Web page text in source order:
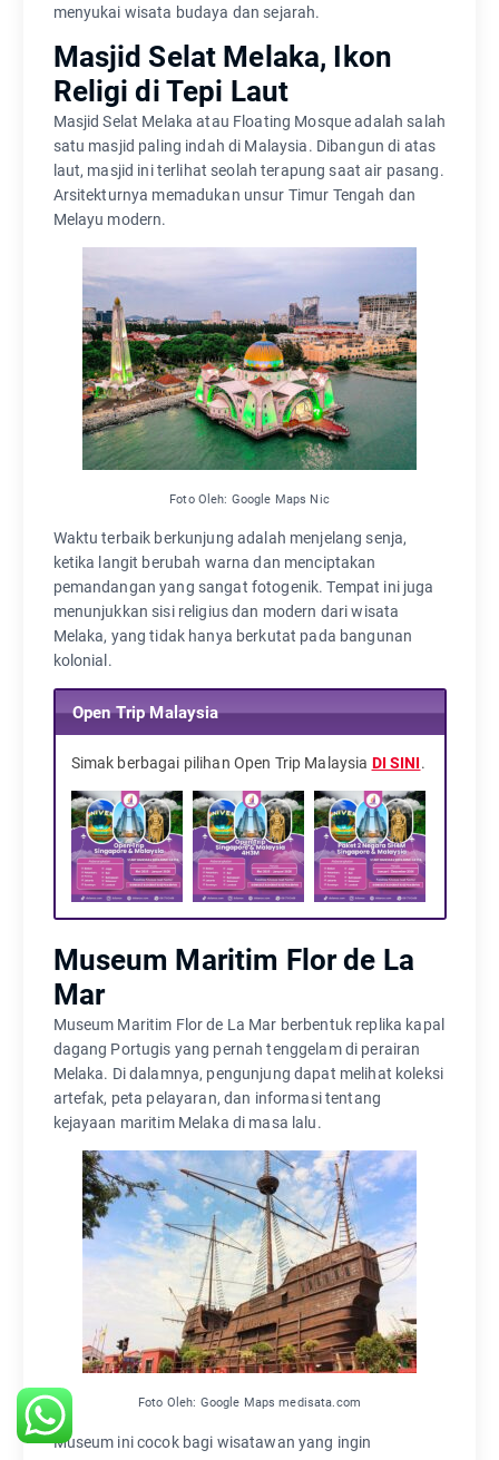
menyukai wisata budaya dan sejarah.
Masjid Selat Melaka, Ikon
Religi di Tepi Laut
Masjid Selat Melaka atau Floating Mosque adalah salah
satu masjid paling indah di Malaysia. Dibangun di atas
laut, masjid ini terlihat seolah terapung saat air pasang.
Arsitekturnya memadukan unsur Timur Tengah dan
Melayu modern.
Foto Oleh: Google Maps Nic
Waktu terbaik berkunjung adalah menjelang senja,
ketika langit berubah warna dan menciptakan
pemandangan yang sangat fotogenik. Tempat ini juga
menunjukkan sisi religius dan modern dari wisata
Melaka, yang tidak hanya berkutat pada bangunan
kolonial.
Open Trip Malaysia
Simak berbagai pilihan Open Trip Malaysia DI SINI.
Museum Maritim Flor de La
Mar
Museum Maritim Flor de La Mar berbentuk replika kapal
dagang Portugis yang pernah tenggelam di perairan
Melaka. Di dalamnya, pengunjung dapat melihat koleksi
artefak, peta pelayaran, dan informasi tentang
kejayaan maritim Melaka di masa lalu.
Foto Oleh: Google Maps medisata.com
Museum ini cocok bagi wisatawan yang ingin